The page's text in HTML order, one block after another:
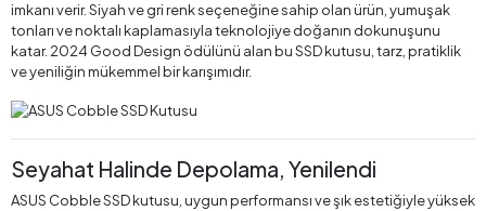
imkanı verir. Siyah ve gri renk seçeneğine sahip olan ürün, yumuşak
tonları ve noktalı kaplamasıyla teknolojiye doğanın dokunuşunu
katar. 2024 Good Design ödülünü alan bu SSD kutusu, tarz, pratiklik
ve yeniliğin mükemmel bir karışımıdır.
Seyahat Halinde Depolama, Yenilendi
ASUS Cobble SSD kutusu, uygun performansı ve şık estetiğiyle yüksek